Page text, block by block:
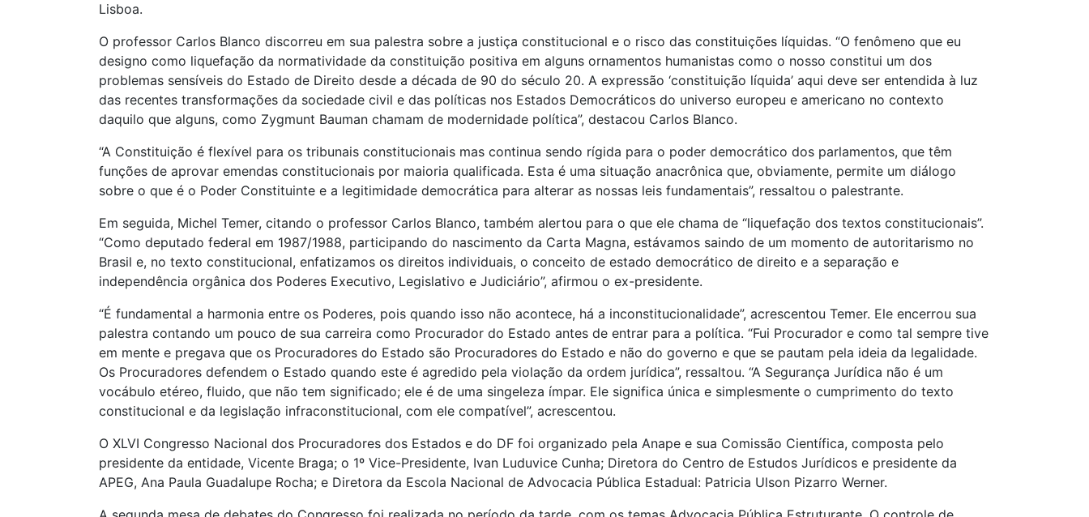
Lisboa.
O professor Carlos Blanco discorreu em sua palestra sobre a justiça constitucional e o risco das constituições líquidas. “O fenômeno que eu
designo como liquefação da normatividade da constituição positiva em alguns ornamentos humanistas como o nosso constitui um dos
problemas sensíveis do Estado de Direito desde a década de 90 do século 20. A expressão ‘constituição líquida’ aqui deve ser entendida à luz
das recentes transformações da sociedade civil e das políticas nos Estados Democráticos do universo europeu e americano no contexto
daquilo que alguns, como Zygmunt Bauman chamam de modernidade política”, destacou Carlos Blanco.
“A Constituição é flexível para os tribunais constitucionais mas continua sendo rígida para o poder democrático dos parlamentos, que têm
funções de aprovar emendas constitucionais por maioria qualificada. Esta é uma situação anacrônica que, obviamente, permite um diálogo
sobre o que é o Poder Constituinte e a legitimidade democrática para alterar as nossas leis fundamentais”, ressaltou o palestrante.
Em seguida, Michel Temer, citando o professor Carlos Blanco, também alertou para o que ele chama de “liquefação dos textos constitucionais”.
“Como deputado federal em 1987/1988, participando do nascimento da Carta Magna, estávamos saindo de um momento de autoritarismo no
Brasil e, no texto constitucional, enfatizamos os direitos individuais, o conceito de estado democrático de direito e a separação e
independência orgânica dos Poderes Executivo, Legislativo e Judiciário”, afirmou o ex-presidente.
“É fundamental a harmonia entre os Poderes, pois quando isso não acontece, há a inconstitucionalidade”, acrescentou Temer. Ele encerrou sua
palestra contando um pouco de sua carreira como Procurador do Estado antes de entrar para a política. “Fui Procurador e como tal sempre tive
em mente e pregava que os Procuradores do Estado são Procuradores do Estado e não do governo e que se pautam pela ideia da legalidade.
Os Procuradores defendem o Estado quando este é agredido pela violação da ordem jurídica”, ressaltou. “A Segurança Jurídica não é um
vocábulo etéreo, fluido, que não tem significado; ele é de uma singeleza ímpar. Ele significa única e simplesmente o cumprimento do texto
constitucional e da legislação infraconstitucional, com ele compatível”, acrescentou.
O XLVI Congresso Nacional dos Procuradores dos Estados e do DF foi organizado pela Anape e sua Comissão Científica, composta pelo
presidente da entidade, Vicente Braga; o 1º Vice-Presidente, Ivan Luduvice Cunha; Diretora do Centro de Estudos Jurídicos e presidente da
APEG, Ana Paula Guadalupe Rocha; e Diretora da Escola Nacional de Advocacia Pública Estadual: Patricia Ulson Pizarro Werner.